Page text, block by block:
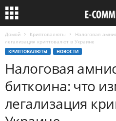
Домой Криптовалюты
Налоговая
легализация криптовалют в Украине
КРИПТОВАЛЮТЫ НОВОСТИ
Налоговая
биткоина: что
легализация